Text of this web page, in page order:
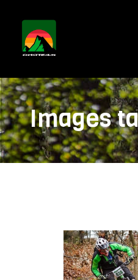
Images